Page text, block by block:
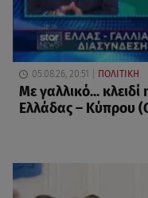
05.08.26, 20:51 ΠΟΛΙΤΙΚΗ
Με γαλλικό...
Ελλάδας – Κύπρου